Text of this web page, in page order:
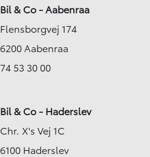
Bil & Co - Aabenraa
Flensborgvej 174
6200 Aabenraa
74 53 30 00
Bil & Co - Haderslev
Chr. X's Vej 1C
6100 Haderslev